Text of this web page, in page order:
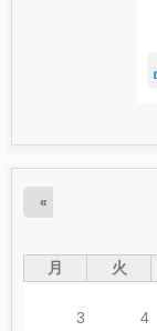
«
月 火
3
4